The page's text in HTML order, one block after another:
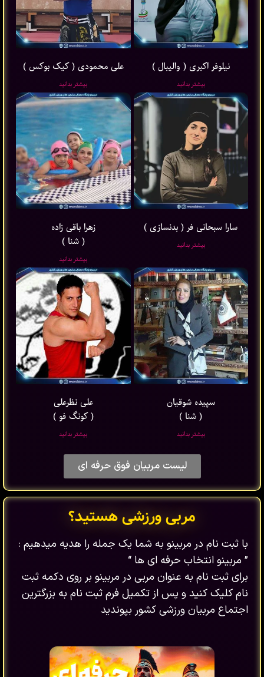
نیلوفر اکبری ( والیبال )
بیشتر بدانید
علی محمودی ( کیک بوکس )
بیشتر بدانید
سارا سبحانی فر ( بدنسازی )
بیشتر بدانید
زهرا باقی ‌زاده
( شنا )
بیشتر بدانید
سپیده شوقیان
( شنا )
بیشتر بدانید
علی نظرعلی
( کونگ فو )
بیشتر بدانید
لیست مربیان فوق حرفه ای
مربی ورزشی هستید؟
با ثبت نام در مربینو به شما یک جمله را هدیه میدهیم :
” مربینو انتخاب حرفه ای ها “
برای ثبت نام به عنوان مربی در مربینو بر روی دکمه ثبت
نام کلیک کنید و پس از تکمیل فرم ثبت نام به بزرگترین
اجتماع مربیان ورزشی کشور بپوندید